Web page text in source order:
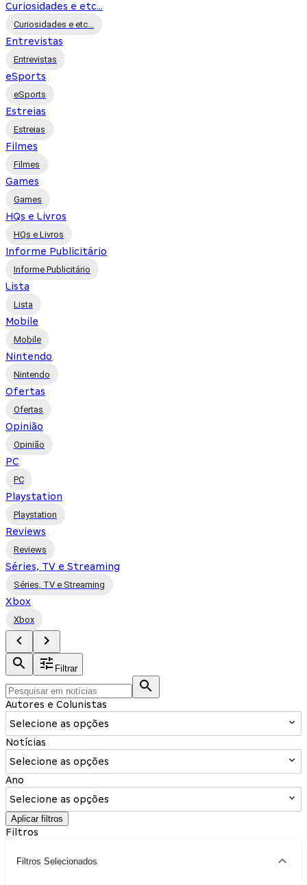
Curiosidades e etc...
Curiosidades e etc...
Entrevistas
Entrevistas
eSports
eSports
Estreias
Estreias
Filmes
Filmes
Games
Games
HQs e Livros
HQs e Livros
Informe Publicitário
Informe Publicitário
Lista
Lista
Mobile
Mobile
Nintendo
Nintendo
Ofertas
Ofertas
Opinião
Opinião
PC
PC
Playstation
Playstation
Reviews
Reviews
Séries, TV e Streaming
Séries, TV e Streaming
Xbox
Xbox
Filtrar
Autores e Colunistas
Selecione as opções
Notícias
Selecione as opções
Ano
Selecione as opções
Aplicar filtros
Filtros
Filtros Selecionados